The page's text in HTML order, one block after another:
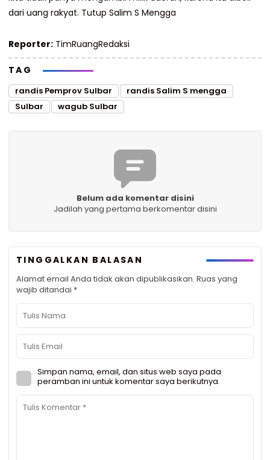
dari uang rakyat. Tutup Salim S Mengga
Reporter: TimRuangRedaksi
TAG
randis Pemprov Sulbar
randis Salim S mengga
Sulbar
wagub Sulbar
Belum ada komentar disini
Jadilah yang pertama berkomentar disini
TINGGALKAN BALASAN
Alamat email Anda tidak akan dipublikasikan. Ruas yang
wajib ditandai *
Simpan nama, email, dan situs web saya pada
peramban ini untuk komentar saya berikutnya.